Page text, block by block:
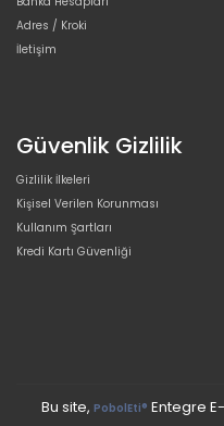
Adres / Kroki
İletişim
Güvenlik Gizlilik
Gizlilik İlkeleri
Kişisel Verilen Korunması
Kullanım Şartları
Kredi Kartı Güvenliği
Bu site, PobolEti® Entegre